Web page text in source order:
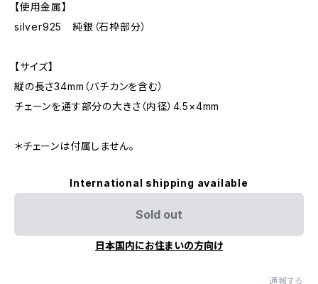
【使用金属】
silver925 純銀（石枠部分）
【サイズ】
縦の長さ34mm（バチカンを含む）
チェーンを通す部分の大きさ（内径）4.5×4mm
＊チェーンは付属しません。
International shipping available
Sold out
日本国内にお住まいの方向け
通報する